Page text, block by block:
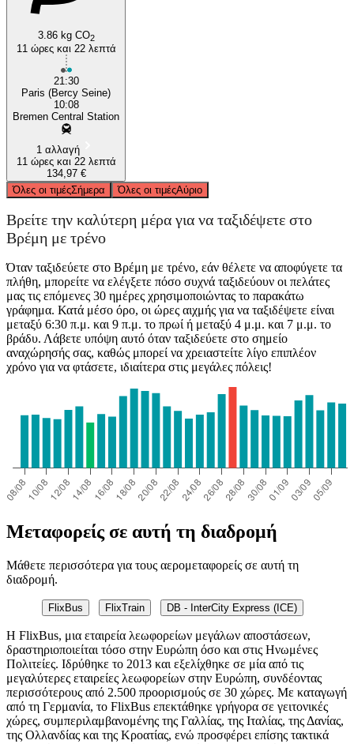
Paris
3.86 kg CO2
11 ώρες και 22 λεπτά
21:30
Paris (Bercy Seine)
10:08
Bremen Central Station
1 αλλαγή
11 ώρες και 22 λεπτά
134,97 €
Όλες οι τιμέςΣήμερα Όλες οι τιμέςΑύριο
Βρείτε την καλύτερη μέρα για να ταξιδέψετε στο
Βρέμη με τρένο
Όταν ταξιδεύετε στο Βρέμη με τρένο, εάν θέλετε να αποφύγετε τα
πλήθη, μπορείτε να ελέγξετε πόσο συχνά ταξιδεύουν οι πελάτες
μας τις επόμενες 30 ημέρες χρησιμοποιώντας το παρακάτω
γράφημα. Κατά μέσο όρο, οι ώρες αιχμής για να ταξιδέψετε είναι
μεταξύ 6:30 π.μ. και 9 π.μ. το πρωί ή μεταξύ 4 μ.μ. και 7 μ.μ. το
βράδυ. Λάβετε υπόψη αυτό όταν ταξιδεύετε στο σημείο
αναχώρησής σας, καθώς μπορεί να χρειαστείτε λίγο επιπλέον
χρόνο για να φτάσετε, ιδιαίτερα στις μεγάλες πόλεις!
Μεταφορείς σε αυτή τη διαδρομή
Μάθετε περισσότερα για τους αερομεταφορείς σε αυτή τη
διαδρομή.
FlixBus FlixTrain DB - InterCity Express (ICE)
Η FlixBus, μια εταιρεία λεωφορείων μεγάλων αποστάσεων,
δραστηριοποιείται τόσο στην Ευρώπη όσο και στις Ηνωμένες
Πολιτείες. Ιδρύθηκε το 2013 και εξελίχθηκε σε μία από τις
μεγαλύτερες εταιρείες λεωφορείων στην Ευρώπη, συνδέοντας
περισσότερους από 2.500 προορισμούς σε 30 χώρες. Με καταγωγή
από τη Γερμανία, το FlixBus επεκτάθηκε γρήγορα σε γειτονικές
χώρες, συμπεριλαμβανομένης της Γαλλίας, της Ιταλίας, της Δανίας,
της Ολλανδίας και της Κροατίας, ενώ προσφέρει επίσης τακτικά